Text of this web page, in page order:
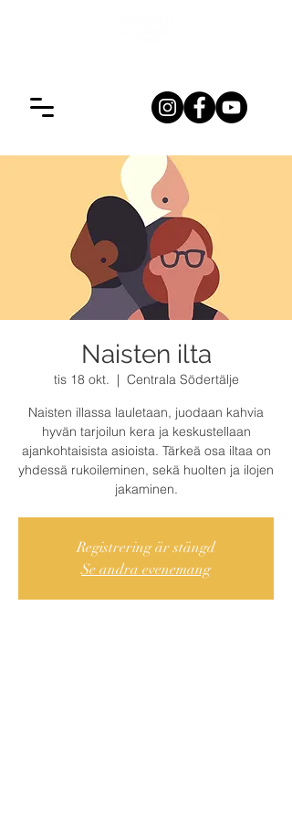
Naisten ilta
tis 18 okt.
  |
Centrala Södertälje
Naisten illassa lauletaan, juodaan kahvia
hyvän tarjoilun kera ja keskustellaan
ajankohtaisista asioista. Tärkeä osa iltaa on
yhdessä rukoileminen, sekä huolten ja ilojen
jakaminen.
Registrering är stängd
Se andra evenemang